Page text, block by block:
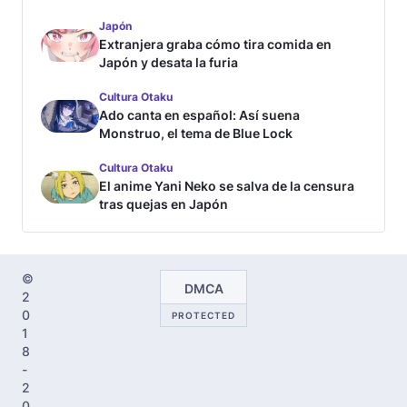
Japón
Extranjera graba cómo tira comida en
Japón y desata la furia
Cultura Otaku
Ado canta en español: Así suena
Monstruo, el tema de Blue Lock
Cultura Otaku
El anime Yani Neko se salva de la censura
tras quejas en Japón
©
2
0
1
8
-
2
DMCA
PROTECTED